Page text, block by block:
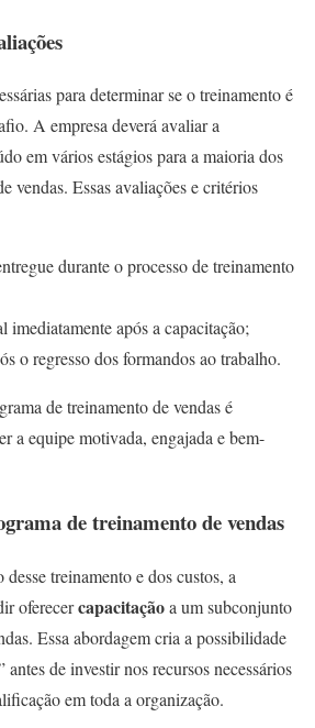
para determinar se o treinamento é
A empresa deverá avaliar a
em vários estágios para a maioria dos
vendas. Essas avaliações e critérios
durante o processo de treinamento
imediatamente após a capacitação;
o regresso dos formandos ao trabalho.
de treinamento de vendas é
a equipe motivada, engajada e bem-
de treinamento de vendas
treinamento e dos custos, a
oferecercapacitaçãoa um subconjunto
Essa abordagem cria a possibilidade
antes de investir nos recursos necessários
em toda a organização.